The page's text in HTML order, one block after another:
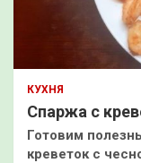
КУХНЯ
Спаржа с
Готовим
креветок с